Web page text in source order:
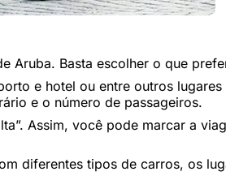
Aruba. Basta escolher o que
e hotel ou entre outros lugares
e o número de passageiros.
Assim, você pode marcar a
diferentes tipos de carros, os